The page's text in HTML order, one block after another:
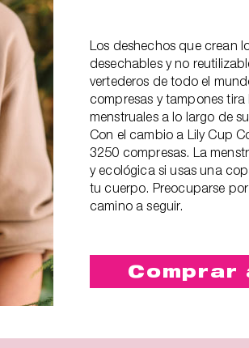
Los deshechos que crean
desechables y no
vertederos de todo el
compresas y tampones
menstruales a lo largo de
Con el cambio a Lily Cup
3250 compresas. La
y ecológica si usas una
tu cuerpo. Preocuparse
camino a seguir.
Comprar